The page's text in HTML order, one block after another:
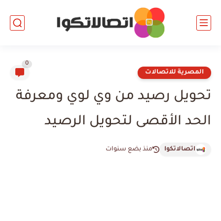
المصرية للاتصالات
0
تحويل رصيد من وي لوي ومعرفة
الحد الأقصى لتحويل الرصيد
اتصالاتكوا منذ بضع سنوات